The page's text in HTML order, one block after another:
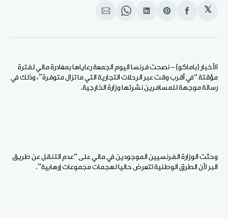
𝕏
انشر
الفيسبوك
Share
Pinterest
انشر
لينكد
Share
WhatsApp
انشر
الإيميل
الأخبار (باماكو) – نصحت فرنسا اليوم الجمعة رعاياها بمغادرة مالي لفترة
مؤقتة “في أقرب وقت عبر الرحلات التجارية التي ما تزال متوفرة”، وذلك في
رسالة موجهة للمسافرين نشرتها وزارة الخارجية.
وحثت الوزارة الفرنسيين الموجودين في مالي على “عدم التنقل عن طريق
البر لأن الطرق الوطنية تتعرض حاليا لهجمات مجموعات إرهابية”.